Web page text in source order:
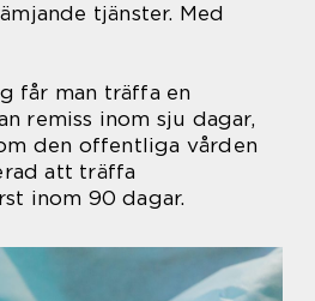
tjänster. Med
får man träffa en
remiss inom sju dagar,
den offentliga vården
att träffa
inom 90 dagar.